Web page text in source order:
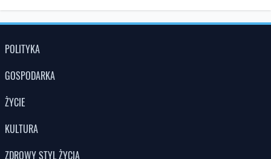
POLITYKA
GOSPODARKA
ŻYCIE
KULTURA
ZDROWY STYL ŻYCIA